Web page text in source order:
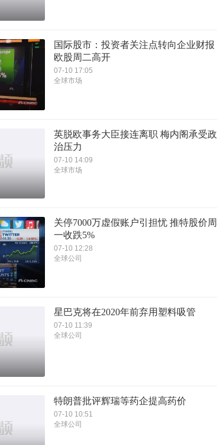
国际股市：投资者关注点转向企业财报
欧股周二高开
07-10 17:05
全球市场
英脱欧事务大臣接连离职 梅内阁承受政
治压力
07-10 14:09
全球市场
关停7000万虚假账户引担忧 推特股价周
一收跌5%
07-10 12:28
全球公司
星巴克将在2020年前弃用塑料吸管
07-10 11:39
全球公司
特朗普批评辉瑞等药企提高药价
07-10 10:51
全球公司